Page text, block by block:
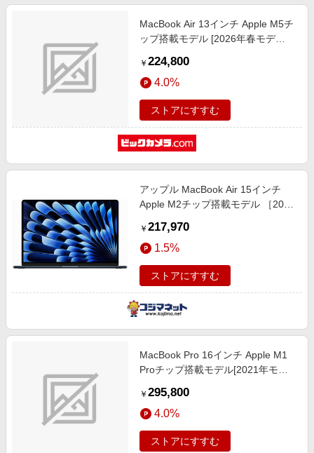
MacBook Air 13インチ Apple M5チ
ップ搭載モデル [2026年春モデ
CPUと8コアGPU] スカイブルー
MDHH4J/A
￥ 224,800
4.0%
ストアにすすむ
アップル MacBook Air 15インチ
Apple M2チップ搭載モデル ［2023
/ 8コアCPUと10コアGPU ］ ミッ
ドナイト MQTM3J/A
￥ 217,970
1.5%
ストアにすすむ
MacBook Pro 16インチ Apple M1
Proチップ搭載モデル[2021年モデ
アCPUと16コアGPU ]スペースグレ
イ MK183J/A
￥ 295,800
4.0%
ストアにすすむ